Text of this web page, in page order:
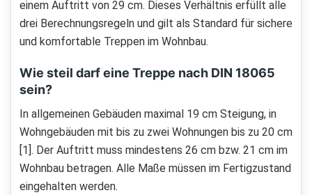
einem Auftritt von 29 cm. Dieses Verhältnis erfüllt alle
drei Berechnungsregeln und gilt als Standard für sichere
und komfortable Treppen im Wohnbau.
Wie steil darf eine Treppe nach DIN 18065
sein?
In allgemeinen Gebäuden maximal 19 cm Steigung, in
Wohngebäuden mit bis zu zwei Wohnungen bis zu 20 cm
[1]. Der Auftritt muss mindestens 26 cm bzw. 21 cm im
Wohnbau betragen. Alle Maße müssen im Fertigzustand
eingehalten werden.